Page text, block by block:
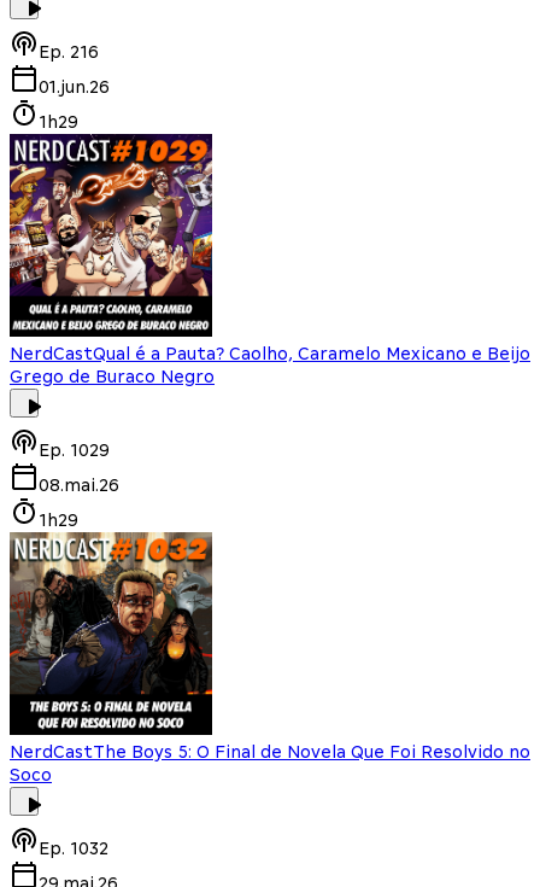
Ep. 216
01.jun.26
1h29
NerdCastQual é a Pauta? Caolho, Caramelo Mexicano e Beijo
Grego de Buraco Negro
Ep. 1029
08.mai.26
1h29
NerdCastThe Boys 5: O Final de Novela Que Foi Resolvido no
Soco
Ep. 1032
29.mai.26